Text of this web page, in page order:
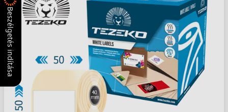
Beszélgetés indítása